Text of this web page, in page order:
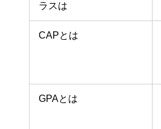
ラスは
CAPとは
GPAとは